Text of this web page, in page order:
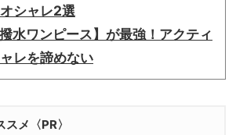
シャレ2選
水ワンピース】が最強！アクティ
レを諦めない
メ〈PR〉